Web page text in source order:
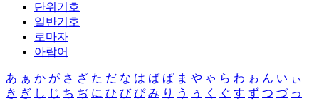
단위기호
일반기호
로마자
아랍어
あ ぁ か が さ ざ た だ な は ば ぱ ま や ゃ ら わ ゎ ん い ぃ
き ぎ し じ ち ぢ に ひ び ぴ み り う ぅ く ぐ す ず つ づ っ